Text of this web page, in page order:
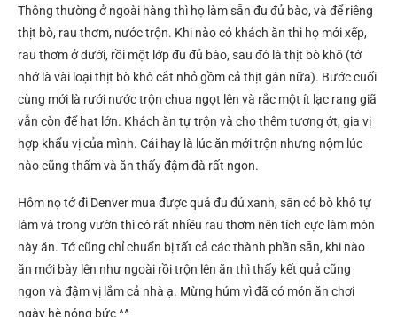
Thông thường ở ngoài hàng thì họ làm sẵn đu đủ bào, và để riêng
thịt bò, rau thơm, nước trộn. Khi nào có khách ăn thì họ mới xếp,
rau thơm ở dưới, rồi một lớp đu đủ bào, sau đó là thịt bò khô (tớ
nhớ là vài loại thịt bò khô cắt nhỏ gồm cả thịt gân nữa). Bước cuối
cùng mới là rưới nước trộn chua ngọt lên và rắc một ít lạc rang giã
vẫn còn để hạt lớn. Khách ăn tự trộn và cho thêm tương ớt, gia vị
hợp khẩu vị của mình. Cái hay là lúc ăn mới trộn nhưng nộm lúc
nào cũng thấm và ăn thấy đậm đà rất ngon.
Hôm nọ tớ đi Denver mua được quả đu đủ xanh, sẵn có bò khô tự
làm và trong vườn thì có rất nhiều rau thơm nên tích cực làm món
này ăn. Tớ cũng chỉ chuẩn bị tất cả các thành phần sẵn, khi nào
ăn mới bày lên như ngoài rồi trộn lên ăn thì thấy kết quả cũng
ngon và đậm vị lắm cả nhà ạ. Mừng húm vì đã có món ăn chơi
ngày hè nóng bức ^^